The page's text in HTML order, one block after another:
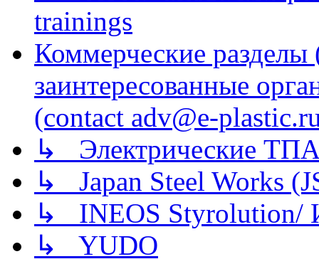
trainings
Коммерческие
заинтересованные
(contact adv@e-
↳ Электрические
↳ Japan Steel Works
↳ INEOS
↳ YUDO